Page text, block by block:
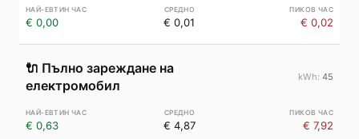
€ 0,00 € 0,01 € 0,02
🔌 Пълно зареждане на
електромобил
45
€ 0,63 € 4,87 € 7,92